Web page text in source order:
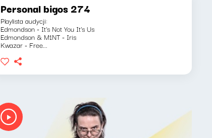
Personal bigos 274
Playlista audycji:
Edmondson - It's Not You It's Us
Edmondson & M1NT - Iris
Kwazar - Free...